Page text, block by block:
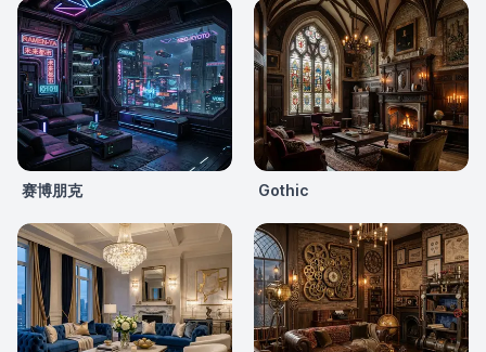
赛博朋克 Gothic